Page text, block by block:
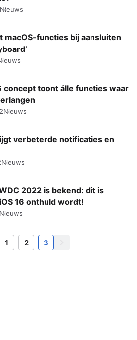
Nieuws
macOS-functies bij aansluiten
concept toont álle functies waar
Nieuws
verbeterde notificaties en
Nieuws
2022 is bekend: dit is
16 onthuld wordt!
Nieuws
1 2 3